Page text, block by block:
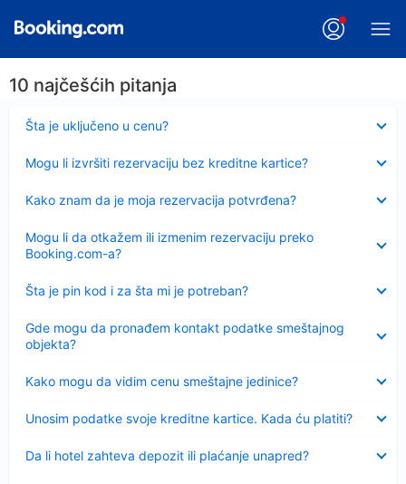
10 najčešćih pitanja
Šta je uključeno u cenu?
Sažeto
Mogu li izvršiti rezervaciju bez kreditne kartice?
Kako znam da je moja rezervacija potvrđena?
Mogu li da otkažem ili izmenim rezervaciju preko
Booking.com-a?
Šta je pin kod i za šta mi je potreban?
Sažeto
Gde mogu da pronađem kontakt podatke smeštajnog
objekta?
Kako mogu da vidim cenu smeštajne jedinice?
Unosim podatke svoje kreditne kartice. Kada ću platiti?
Da li hotel zahteva depozit ili plaćanje unapred?